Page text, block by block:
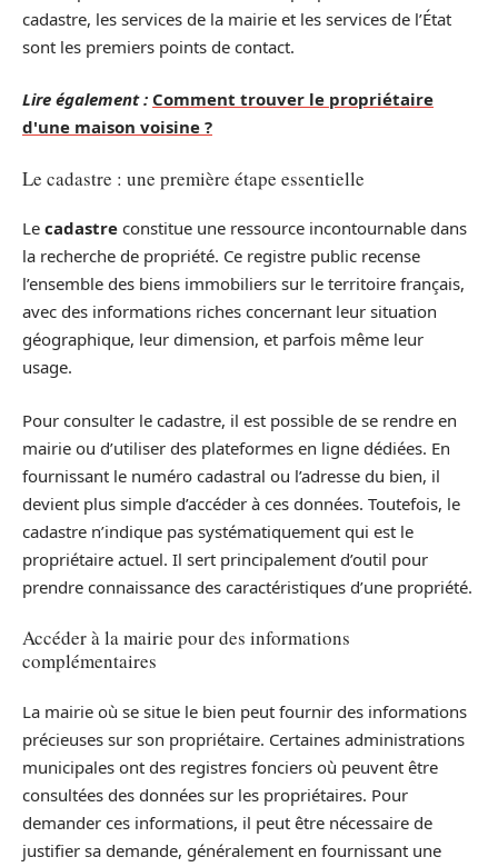
cadastre, les services de la mairie et les services de l’État
sont les premiers points de contact.
Lire également : Comment trouver le propriétaire
d'une maison voisine ?
Le cadastre : une première étape essentielle
Le cadastre constitue une ressource incontournable dans
la recherche de propriété. Ce registre public recense
l’ensemble des biens immobiliers sur le territoire français,
avec des informations riches concernant leur situation
géographique, leur dimension, et parfois même leur
usage.
Pour consulter le cadastre, il est possible de se rendre en
mairie ou d’utiliser des plateformes en ligne dédiées. En
fournissant le numéro cadastral ou l’adresse du bien, il
devient plus simple d’accéder à ces données. Toutefois, le
cadastre n’indique pas systématiquement qui est le
propriétaire actuel. Il sert principalement d’outil pour
prendre connaissance des caractéristiques d’une propriété.
Accéder à la mairie pour des informations
complémentaires
La mairie où se situe le bien peut fournir des informations
précieuses sur son propriétaire. Certaines administrations
municipales ont des registres fonciers où peuvent être
consultées des données sur les propriétaires. Pour
demander ces informations, il peut être nécessaire de
justifier sa demande, généralement en fournissant une